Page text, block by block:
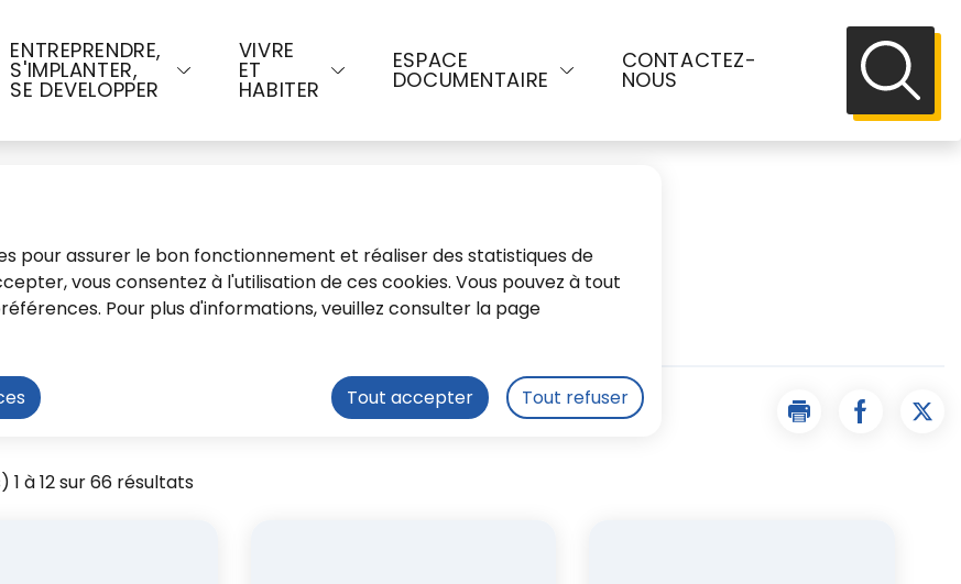
pour assurer le bon fonctionnement et réaliser des statistiques de
vous consentez à l'utilisation de ces cookies. Vous pouvez à tout
Pour plus d'informations, veuillez consulter la page
Tout accepter Tout refuser
principal Consulter le plan du site
ENTREPRENDRE,
S'IMPLANTER,
SE DEVELOPPER
VIVRE
ET
HABITER
ESPACE
DOCUMENTAIRE
CONTACTEZ-
NOUS
Imprimer la page
Partager
1 à 12 sur 66 résultats